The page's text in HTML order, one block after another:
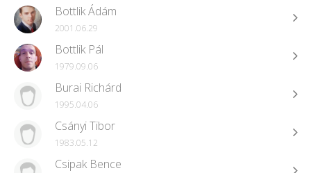
Bottlik Ádám
2001.06.29
Bottlik Pál
1979.09.06
Burai Richárd
1995.04.06
Csányi Tibor
1983.05.12
Csipak Bence